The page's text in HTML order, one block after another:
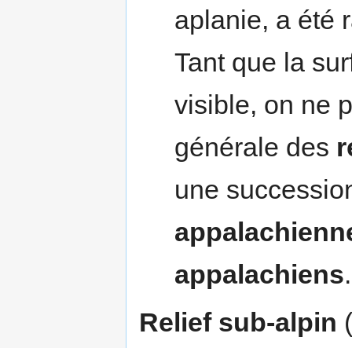
aplanie, a été
Tant que la
visible, on ne
générale des
une
appalachiens.
Relief sub-alpin